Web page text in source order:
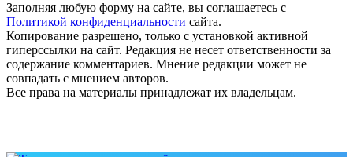
Заполняя любую форму на сайте, вы соглашаетесь с
Политикой конфиденциальности сайта.
Копирование разрешено, только с установкой активной
гиперссылки на сайт. Редакция не несет ответственности за
содержание комментариев. Мнение редакции может не
совпадать с мнением авторов.
Все права на материалы принадлежат их владельцам.